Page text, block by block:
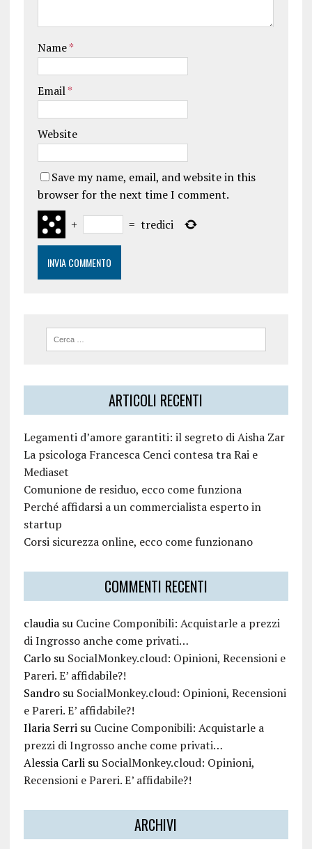
Name*
Email*
Website
Save my name, email, and website in this
browser for the next time I comment.
+
= tredici
ARTICOLI RECENTI
Legamenti d’amore garantiti: il segreto di Aisha Zar
La psicologa Francesca Cenci contesa tra Rai e
Mediaset
Comunione de residuo, ecco come funziona
Perché affidarsi a un commercialista esperto in
startup
Corsi sicurezza online, ecco come funzionano
COMMENTI RECENTI
claudiasu Cucine Componibili: Acquistarle a prezzi
di Ingrosso anche come privati…
Carlosu SocialMonkey.cloud: Opinioni, Recensioni e
Pareri. E’ affidabile?!
Sandrosu SocialMonkey.cloud: Opinioni, Recensioni
e Pareri. E’ affidabile?!
Ilaria Serrisu Cucine Componibili: Acquistarle a
prezzi di Ingrosso anche come privati…
Alessia Carlisu SocialMonkey.cloud: Opinioni,
Recensioni e Pareri. E’ affidabile?!
ARCHIVI